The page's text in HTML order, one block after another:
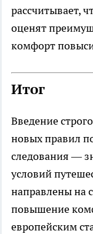
рассчитывает,
оценят
комфорт
Итог
Введение
новых правил
следования —
условий
направлены на
повышение
европейским